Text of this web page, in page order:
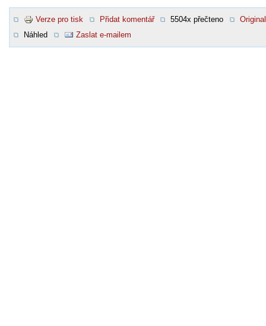
Verze pro tisk Přidat komentář 5504x přečteno
Original
Náhled
Zaslat e-mailem